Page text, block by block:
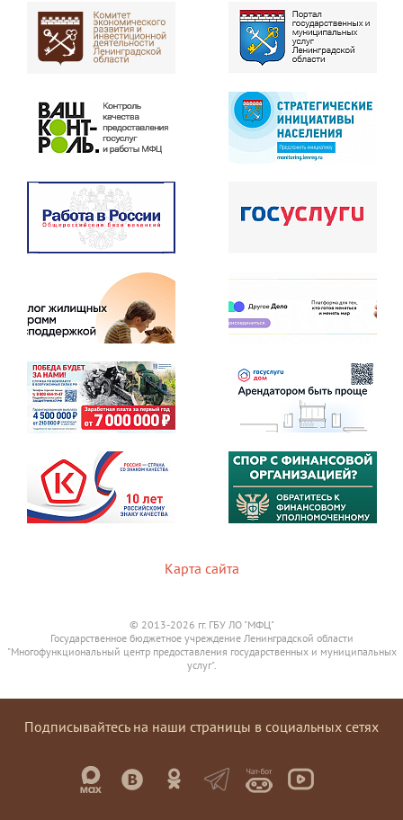
Карта сайта
© 2013-2026 гг. ГБУ ЛО "МФЦ"
Государственное бюджетное учреждение Ленинградской области
"Многофункциональный центр предоставления государственных и муниципальных
услуг".
Подписывайтесь на наши страницы в социальных сетях